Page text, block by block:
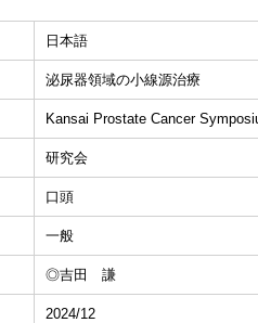
日本語
泌尿器領域の小線源治療
Kansai Prostate Cancer
研究会
口頭
一般
◎吉田 謙
2024/12